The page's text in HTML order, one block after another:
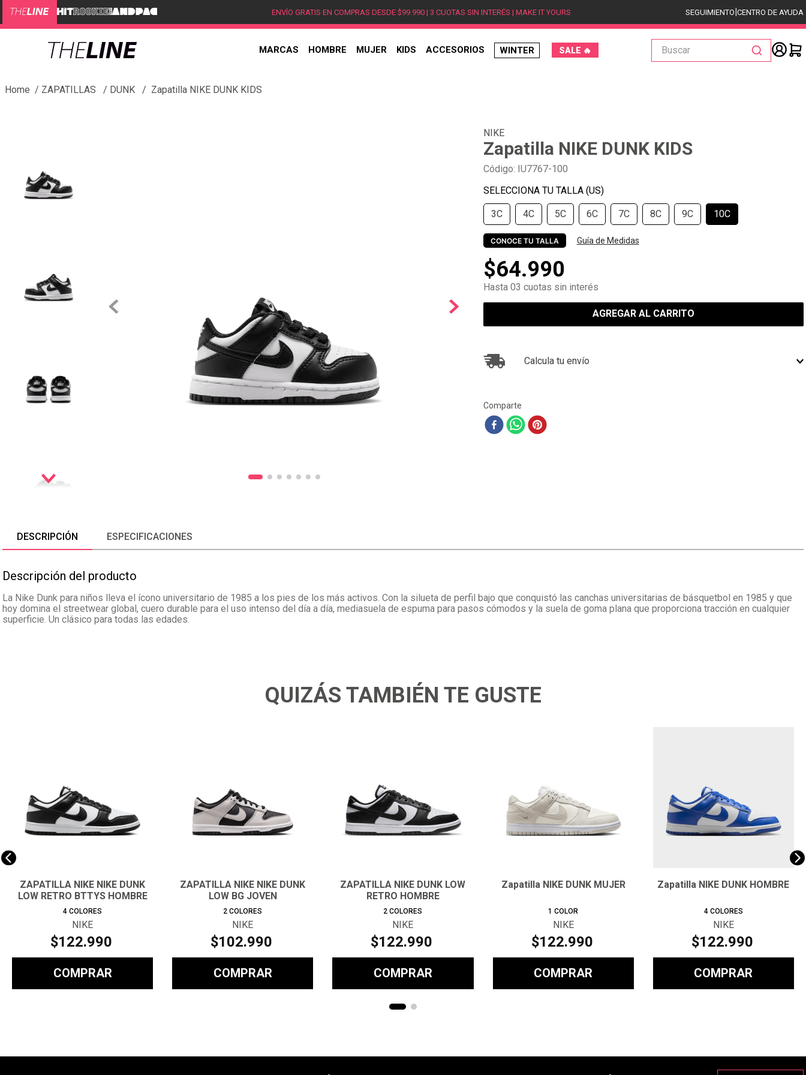
ENVÍO GRATIS EN COMPRAS DESDE $99.990 | 3 CUOTAS SIN INTERÉS | MAKE IT YOURS SEGUIMIENTO|CENTRO DE AYUDA
MARCAS HOMBRE MUJER KIDS ACCESORIOS WINTER SALE 🔥
Buscar
ZAPATILLAS DUNK Zapatilla NIKE DUNK KIDS
NIKE
Zapatilla NIKE DUNK KIDS
Código: IU7767-100
3C 4C 5C 6C 7C 8C 9C 10C
CONOCE TU TALLA Guía de Medidas
$64.990
Hasta 03 cuotas sin interés
AGREGAR AL CARRITO
Calcula tu envío
Comparte
DESCRIPCIÓN ESPECIFICACIONES
Descripción del producto
La Nike Dunk para niños lleva el ícono universitario de 1985 a los pies de los más activos. Con la silueta de perfil bajo que conquistó las canchas universitarias de básquetbol en 1985 y que
hoy domina el streetwear global, cuero durable para el uso intenso del día a día, mediasuela de espuma para pasos cómodos y la suela de goma plana que proporciona tracción en cualquier
superficie. Un clásico para todas las edades.
QUIZÁS TAMBIÉN TE GUSTE
ZAPATILLA NIKE NIKE DUNK
LOW RETRO BTTYS HOMBRE
4 COLORES
NIKE
$122.990
COMPRAR
ZAPATILLA NIKE NIKE DUNK
LOW BG JOVEN
2 COLORES
NIKE
$102.990
COMPRAR
ZAPATILLA NIKE DUNK LOW
RETRO HOMBRE
2 COLORES
NIKE
$122.990
COMPRAR
Zapatilla NIKE DUNK MUJER
1 COLOR
NIKE
$122.990
COMPRAR
Zapatilla NIKE DUNK HOMBRE
4 COLORES
NIKE
$122.990
COMPRAR